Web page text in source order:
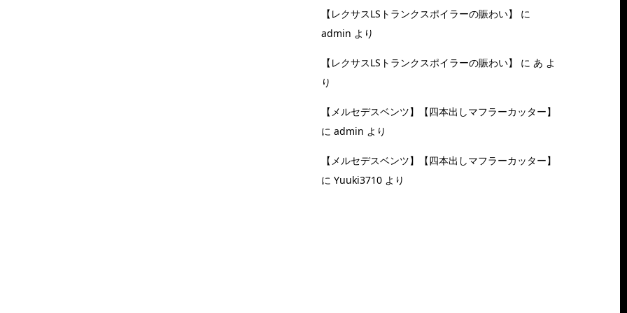
【レクサスLSトランクスポイラーの賑わい】
に
admin より
【レクサスLSトランクスポイラーの賑わい】 に あ よ
り
【メルセデスベンツ】【四本出しマフラーカッター】
に admin より
【メルセデスベンツ】【四本出しマフラーカッター】
に Yuuki3710 より